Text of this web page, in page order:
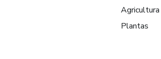
Agricultura
Plantas